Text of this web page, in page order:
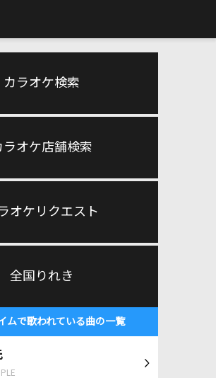
カラオケ検索
ラオケ店舗検索
オケリクエスト
全国りれき
ムで歌われている曲の一覧